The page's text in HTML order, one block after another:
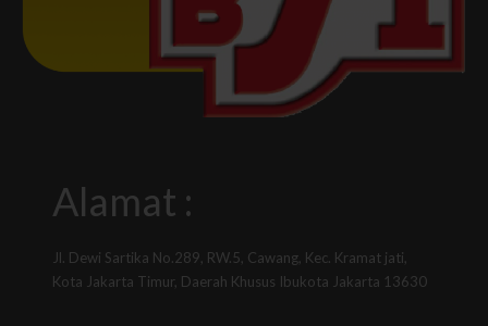
Alamat :
Jl. Dewi Sartika No.289, RW.5, Cawang, Kec. Kramat jati,
Kota Jakarta Timur, Daerah Khusus Ibukota Jakarta 13630